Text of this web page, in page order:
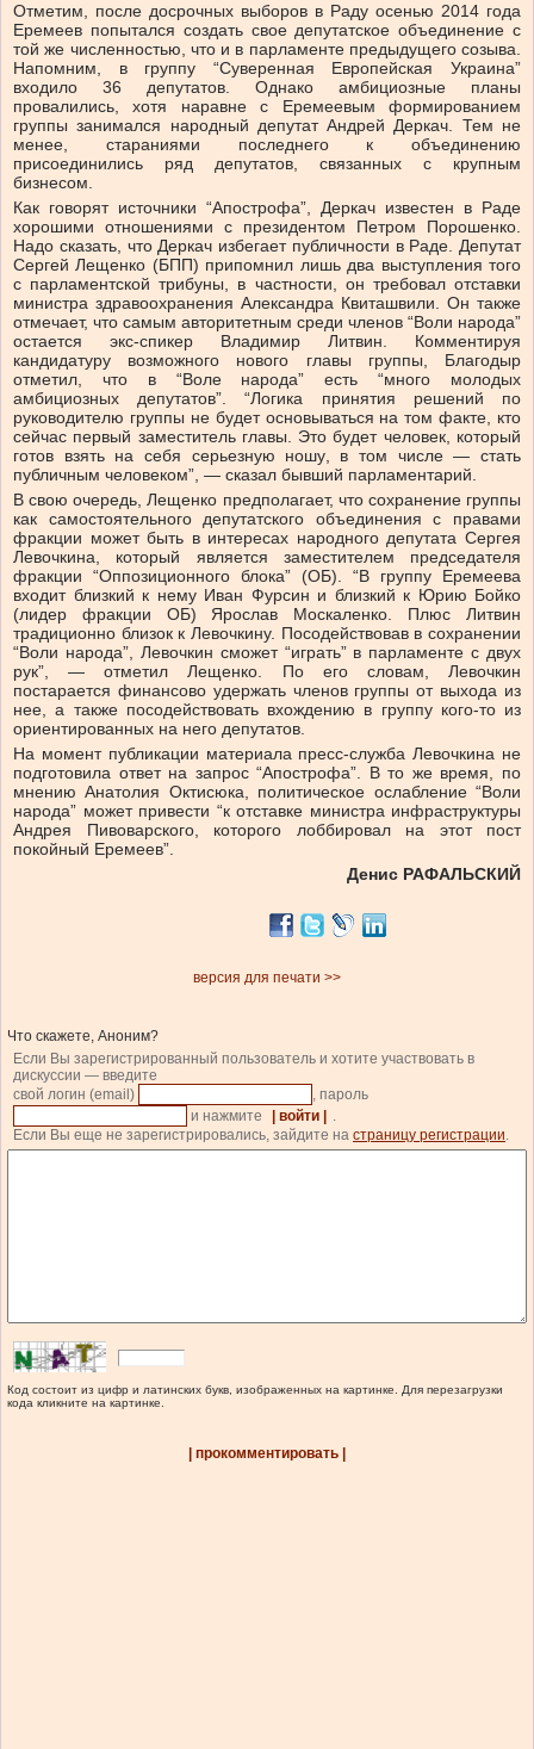
Отметим, после досрочных выборов в Раду осенью 2014 года
Еремеев попытался создать свое депутатское объединение с
той же численностью, что и в парламенте предыдущего созыва.
Напомним, в группу “Суверенная Европейская Украина”
входило 36 депутатов. Однако амбициозные планы
провалились, хотя наравне с Еремеевым формированием
группы занимался народный депутат Андрей Деркач. Тем не
менее, стараниями последнего к объединению
присоединились ряд депутатов, связанных с крупным
бизнесом.
Как говорят источники “Апострофа”, Деркач известен в Раде
хорошими отношениями с президентом Петром Порошенко.
Надо сказать, что Деркач избегает публичности в Раде. Депутат
Сергей Лещенко (БПП) припомнил лишь два выступления того
с парламентской трибуны, в частности, он требовал отставки
министра здравоохранения Александра Квиташвили. Он также
отмечает, что самым авторитетным среди членов “Воли народа”
остается экс-спикер Владимир Литвин. Комментируя
кандидатуру возможного нового главы группы, Благодыр
отметил, что в “Воле народа” есть “много молодых
амбициозных депутатов”. “Логика принятия решений по
руководителю группы не будет основываться на том факте, кто
сейчас первый заместитель главы. Это будет человек, который
готов взять на себя серьезную ношу, в том числе — стать
публичным человеком”, — сказал бывший парламентарий.
В свою очередь, Лещенко предполагает, что сохранение группы
как самостоятельного депутатского объединения с правами
фракции может быть в интересах народного депутата Сергея
Левочкина, который является заместителем председателя
фракции “Оппозиционного блока” (ОБ). “В группу Еремеева
входит близкий к нему Иван Фурсин и близкий к Юрию Бойко
(лидер фракции ОБ) Ярослав Москаленко. Плюс Литвин
традиционно близок к Левочкину. Посодействовав в сохранении
“Воли народа”, Левочкин сможет “играть” в парламенте с двух
рук”, — отметил Лещенко. По его словам, Левочкин
постарается финансово удержать членов группы от выхода из
нее, а также посодействовать вхождению в группу кого-то из
ориентированных на него депутатов.
На момент публикации материала пресс-служба Левочкина не
подготовила ответ на запрос “Апострофа”. В то же время, по
мнению Анатолия Октисюка, политическое ослабление “Воли
народа” может привести “к отставке министра инфраструктуры
Андрея Пивоварского, которого лоббировал на этот пост
покойный Еремеев”.
Денис РАФАЛЬСКИЙ
версия для печати >>
Что скажете, Аноним?
Если Вы зарегистрированный пользователь и хотите участвовать в
дискуссии — введите
свой логин (email)
, пароль
и нажмите
| войти |
.
Если Вы еще не зарегистрировались, зайдите на страницу регистрации.
Код состоит из цифр и латинских букв, изображенных на картинке. Для перезагрузки
кода кликните на картинке.
| прокомментировать |